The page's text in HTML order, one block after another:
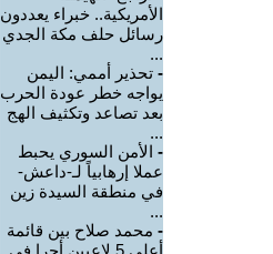
الأمريكية.. خبراء يعددون
رسائل حلف مكة الجدي
...
- تحذير أممي: اليمن
يواجه خطر عودة الحرب
بعد تصاعد وتكثيف الهج
...
- الأمن السوري يحبط
عملا إرهابياً لـ-داعش-
في منطقة السيدة زين
...
- محمد صلاح بين قائمة
أعلى 5 لاعبين أجرا في